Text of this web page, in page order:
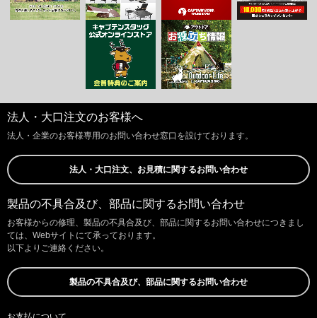
法人・大口注文のお客様へ
法人・企業のお客様専用のお問い合わせ窓口を設けております。
法人・大口注文、お見積に関するお問い合わせ
製品の不具合及び、部品に関するお問い合わせ
お客様からの修理、製品の不具合及び、部品に関するお問い合わせにつきまし
ては、Webサイトにて承っております。
以下よりご連絡ください。
製品の不具合及び、部品に関するお問い合わせ